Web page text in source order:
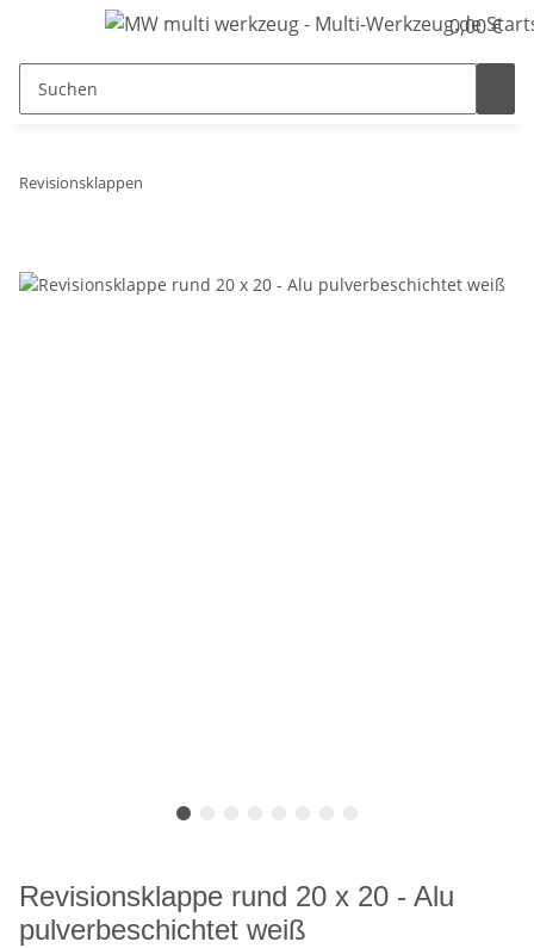
0,00 €
Revisionsklappen
Revisionsklappe rund 20 x 20 - Alu
pulverbeschichtet weiß